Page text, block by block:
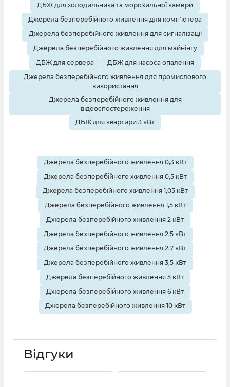
ДБЖ для холодильника та морозильної камери
Джерела безперебійного живлення для комп'ютера
Джерела безперебійного живлення для сигналізації
Джерела безперебійного живлення для майнінгу
ДБЖ для сервера
ДБЖ для насоса опалення
Джерела безперебійного живлення для промислового
використання
Джерела безперебійного живлення для
відеоспостереження
ДБЖ для квартири 3 кВт
Джерела безперебійного живлення 0,3 кВт
Джерела безперебійного живлення 0,5 кВт
Джерела безперебійного живлення 1,05 кВт
Джерела безперебійного живлення 1,5 кВт
Джерела безперебійного живлення 2 кВт
Джерела безперебійного живлення 2,5 кВт
Джерела безперебійного живлення 2,7 кВт
Джерела безперебійного живлення 3,5 кВт
Джерела безперебійного живлення 5 кВт
Джерела безперебійного живлення 6 кВт
Джерела безперебійного живлення 10 кВт
Відгуки